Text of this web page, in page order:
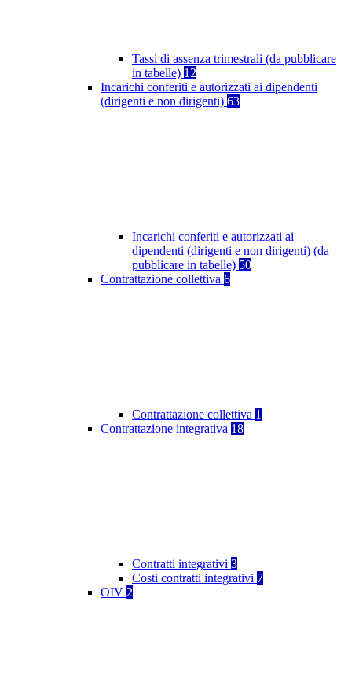
Tassi di assenza trimestrali (da pubblicare
in tabelle) 12
Incarichi conferiti e autorizzati ai dipendenti
(dirigenti e non dirigenti) 63
Incarichi conferiti e autorizzati ai
dipendenti (dirigenti e non dirigenti) (da
pubblicare in tabelle) 50
Contrattazione collettiva 6
Contrattazione collettiva 1
Contrattazione integrativa 18
Contratti integrativi 3
Costi contratti integrativi 7
OIV 2